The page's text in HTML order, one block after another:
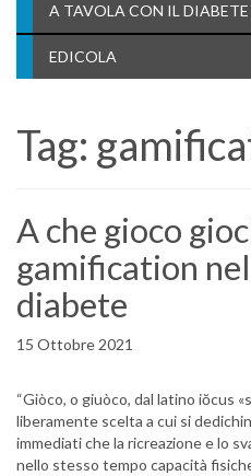
A TAVOLA CON IL DIABETE
EDICOLA
Tag:
A che gioco
gamification
diabete
15 Ottobre 2021
“Giòco, o giuòco, dal latino iŏcus
liberamente scelta a cui si
immediati che la ricreazione e lo
nello stesso tempo capacità